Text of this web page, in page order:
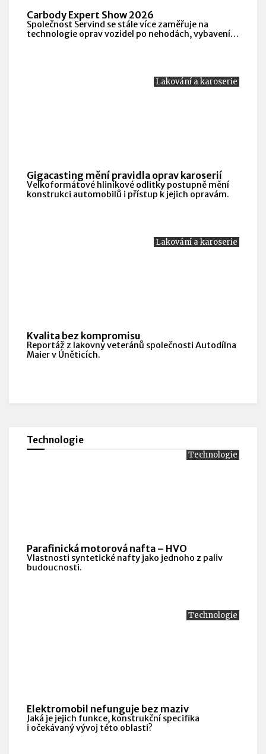
Carbody Expert Show 2026
Společnost Servind se stále více zaměřuje na
technologie oprav vozidel po nehodách, vybavení a
Lakování a karoserie
Gigacasting mění pravidla oprav karoserií
Velkoformátové hliníkové odlitky postupně mění
konstrukci automobilů i přístup k jejich opravám.
Lakování a karoserie
Kvalita bez kompromisu
Reportáž z lakovny veteránů společnosti Autodílna
Maier v Úněticích.
Technologie
Technologie
Parafinická motorová nafta – HVO
Vlastnosti syntetické nafty jako jednoho z paliv
budoucnosti.
Technologie
Elektromobil nefunguje bez maziv
Jaká je jejich funkce, konstrukční specifika
i očekávaný vývoj této oblasti?